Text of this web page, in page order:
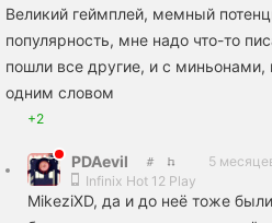
Великий геймплей, мемный
популярность, мне надо что-то
пошли все другие, и с миньонами,
одним словом
+2
PDAevil
5
Infinix Hot 12 Play
MikeziXD, да и до неё тоже